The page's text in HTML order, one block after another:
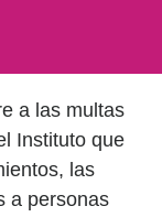
a las multas
Instituto que
las
a personas